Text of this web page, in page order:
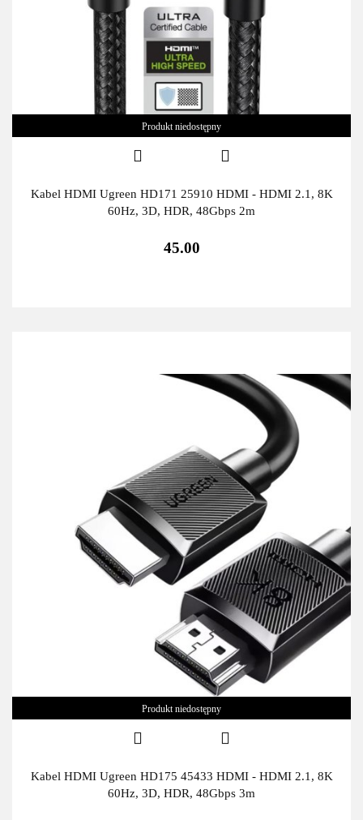
Produkt niedostępny
Kabel HDMI Ugreen HD171 25910 HDMI - HDMI 2.1, 8K
60Hz, 3D, HDR, 48Gbps 2m
45.00
Produkt niedostępny
Kabel HDMI Ugreen HD175 45433 HDMI - HDMI 2.1, 8K
60Hz, 3D, HDR, 48Gbps 3m